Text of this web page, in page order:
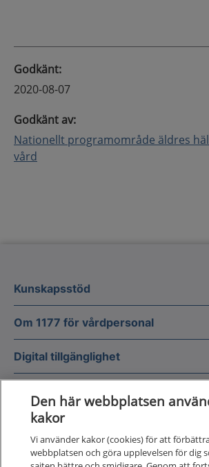
Godkänt:
2020-08-07
Godkänt av:
Nationellt programområde äldres
vård
Kunskapsstöd
Om 1177 för vårdpersonal
Digital tillgänglighet
Till
för
Den här webbplatsen
kakor
Vi använder kakor (cookies) för att
webbplatsen och göra upplevelsen för dig